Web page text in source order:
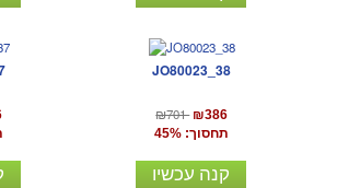
JO80023_38
₪701 ₪386
תחסוך: 45%
קנה עכשיו